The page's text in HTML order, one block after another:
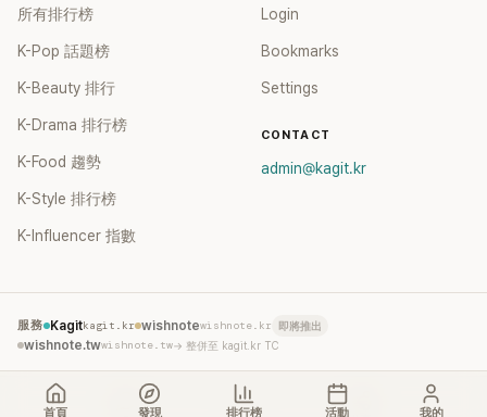
所有排行榜
K-Pop 話題榜
K-Beauty 排行
K-Drama 排行榜
K-Food 趨勢
K-Style 排行榜
K-Influencer 指數
Login
Bookmarks
Settings
CONTACT
admin@kagit.kr
服務 Kagitkagit.kr wishnotewishnote.kr 即將推出
wishnote.twwishnote.tw→ 整併至 kagit.kr TC
©2026
Kagit. All rights reserved.
TermsPrivacy
首頁 發現 排行榜 活動 我的